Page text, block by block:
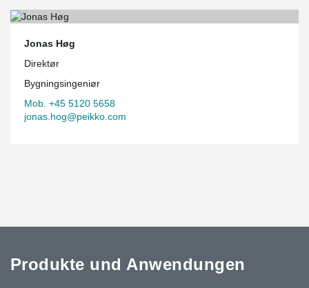
Jonas Høg
Direktør
Bygningsingeniør
Mob. +45 5120 5658
jonas.hog@peikko.com
Produkte und Anwendungen